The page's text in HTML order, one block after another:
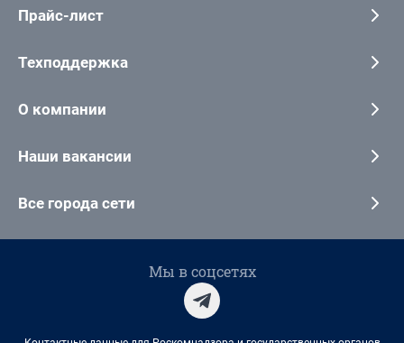
Прайс-лист
Техподдержка
О компании
Наши вакансии
Все города сети
Мы в соцсетях